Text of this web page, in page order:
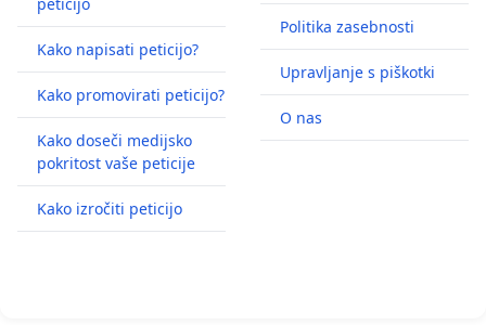
peticijo
Kako napisati peticijo?
Kako promovirati peticijo?
Kako doseči medijsko
pokritost vaše peticije
Kako izročiti peticijo
Politika zasebnosti
Upravljanje s piškotki
O nas